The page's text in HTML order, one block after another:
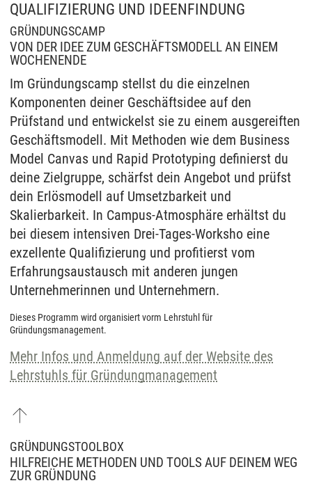
QUALIFIZIERUNG UND IDEENFINDUNG
GRÜNDUNGSCAMP
VON DER IDEE ZUM GESCHÄFTSMODELL AN EINEM
WOCHENENDE
Im Gründungscamp stellst du die einzelnen
Komponenten deiner Geschäftsidee auf den
Prüfstand und entwickelst sie zu einem ausgereiften
Geschäftsmodell. Mit Methoden wie dem Business
Model Canvas und Rapid Prototyping definierst du
deine Zielgruppe, schärfst dein Angebot und prüfst
dein Erlösmodell auf Umsetzbarkeit und
Skalierbarkeit. In Campus-Atmosphäre erhältst du
bei diesem intensiven Drei-Tages-Worksho eine
exzellente Qualifizierung und profitierst vom
Erfahrungsaustausch mit anderen jungen
Unternehmerinnen und Unternehmern.
Dieses Programm wird organisiert vorm Lehrstuhl für
Gründungsmanagement.
Mehr Infos und Anmeldung auf der Website des
Lehrstuhls für Gründungmanagement
GRÜNDUNGSTOOLBOX
HILFREICHE METHODEN UND TOOLS AUF DEINEM WEG
ZUR GRÜNDUNG